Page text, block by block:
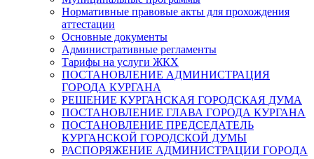
Нормативные правовые акты для прохождения
аттестации
Основные документы
Административные регламенты
Тарифы на услуги ЖКХ
ПОСТАНОВЛЕНИЕ АДМИНИСТРАЦИЯ
ГОРОДА КУРГАНА
РЕШЕНИЕ КУРГАНСКАЯ ГОРОДСКАЯ ДУМА
ПОСТАНОВЛЕНИЕ ГЛАВА ГОРОДА КУРГАНА
ПОСТАНОВЛЕНИЕ ПРЕДСЕДАТЕЛЬ
КУРГАНСКОЙ ГОРОДСКОЙ ДУМЫ
РАСПОРЯЖЕНИЕ АДМИНИСТРАЦИИ ГОРОДА